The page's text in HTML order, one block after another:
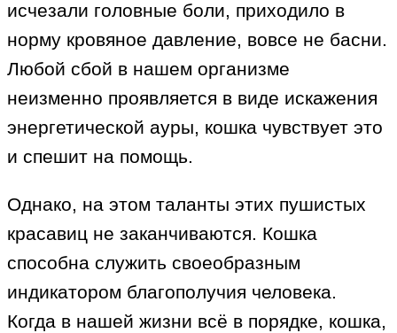
исчезали головные боли, приходило в
норму кровяное давление, вовсе не басни.
Любой сбой в нашем организме
неизменно проявляется в виде искажения
энергетической ауры, кошка чувствует это
и спешит на помощь.
Однако, на этом таланты этих пушистых
красавиц не заканчиваются. Кошка
способна служить своеобразным
индикатором благополучия человека.
Когда в нашей жизни всё в порядке, кошка,